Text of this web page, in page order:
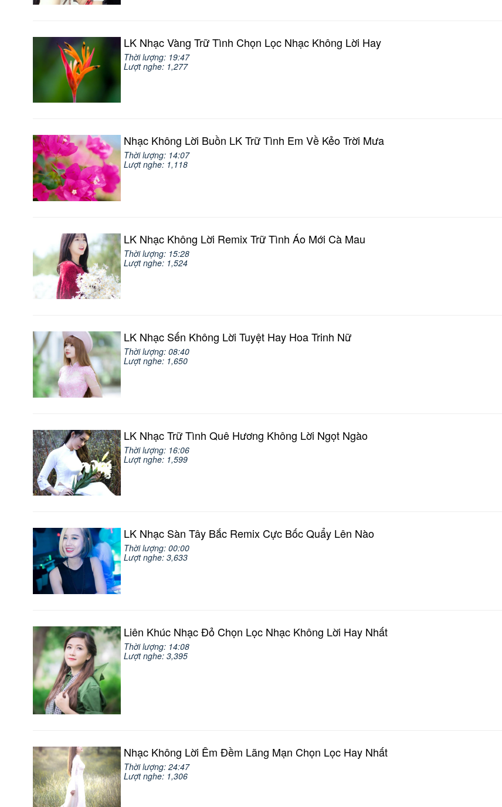
LK Nhạc Vàng Trữ Tình Chọn Lọc Nhạc Không Lời Hay
Thời lượng: 19:47
Lượt nghe: 1,277
Nhạc Không Lời Buồn LK Trữ Tình Em Về Kẻo Trời Mưa
Thời lượng: 14:07
Lượt nghe: 1,118
LK Nhạc Không Lời Remix Trữ Tình Áo Mới Cà Mau
Thời lượng: 15:28
Lượt nghe: 1,524
LK Nhạc Sến Không Lời Tuyệt Hay Hoa Trinh Nữ
Thời lượng: 08:40
Lượt nghe: 1,650
LK Nhạc Trữ Tình Quê Hương Không Lời Ngọt Ngào
Thời lượng: 16:06
Lượt nghe: 1,599
LK Nhạc Sàn Tây Bắc Remix Cực Bốc Quẩy Lên Nào
Thời lượng: 00:00
Lượt nghe: 3,633
Liên Khúc Nhạc Đỏ Chọn Lọc Nhạc Không Lời Hay Nhất
Thời lượng: 14:08
Lượt nghe: 3,395
Nhạc Không Lời Êm Đềm Lãng Mạn Chọn Lọc Hay Nhất
Thời lượng: 24:47
Lượt nghe: 1,306